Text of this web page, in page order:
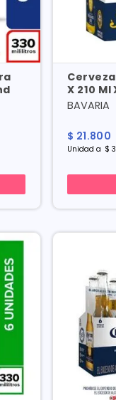
X 210
Especial
BAVARIA
$ 21.800
Unidad a $